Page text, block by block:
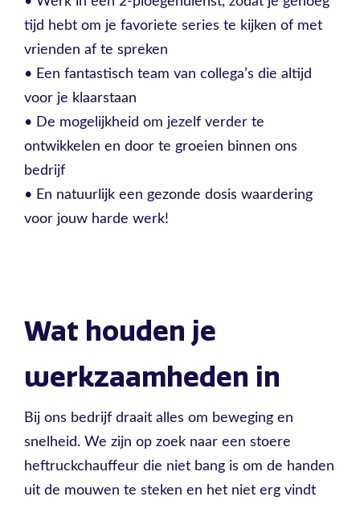
tijd hebt om je favoriete series te kijken of met
vrienden af te spreken
• Een fantastisch team van collega’s die altijd
voor je klaarstaan
• De mogelijkheid om jezelf verder te
ontwikkelen en door te groeien binnen ons
bedrijf
• En natuurlijk een gezonde dosis waardering
voor jouw harde werk!
Wat houden je
werkzaamheden in
Bij ons bedrijf draait alles om beweging en
snelheid. We zijn op zoek naar een stoere
heftruckchauffeur die niet bang is om de handen
uit de mouwen te steken en het niet erg vindt